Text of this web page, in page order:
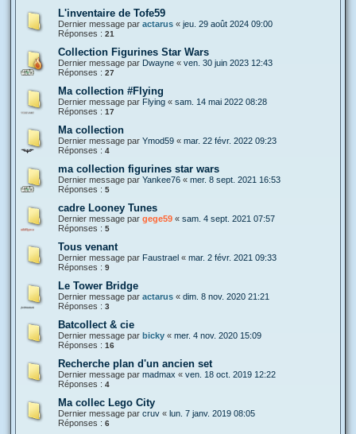
L'inventaire de Tofe59
Dernier message par actarus « jeu. 29 août 2024 09:00
Réponses : 21
Collection Figurines Star Wars
Dernier message par Dwayne « ven. 30 juin 2023 12:43
Réponses : 27
Ma collection #Flying
Dernier message par Flying « sam. 14 mai 2022 08:28
Réponses : 17
Ma collection
Dernier message par Ymod59 « mar. 22 févr. 2022 09:23
Réponses : 4
ma collection figurines star wars
Dernier message par Yankee76 « mer. 8 sept. 2021 16:53
Réponses : 5
cadre Looney Tunes
Dernier message par gege59 « sam. 4 sept. 2021 07:57
Réponses : 5
Tous venant
Dernier message par Faustrael « mar. 2 févr. 2021 09:33
Réponses : 9
Le Tower Bridge
Dernier message par actarus « dim. 8 nov. 2020 21:21
Réponses : 3
Batcollect & cie
Dernier message par bicky « mer. 4 nov. 2020 15:09
Réponses : 16
Recherche plan d'un ancien set
Dernier message par madmax « ven. 18 oct. 2019 12:22
Réponses : 4
Ma collec Lego City
Dernier message par cruv « lun. 7 janv. 2019 08:05
Réponses : 6